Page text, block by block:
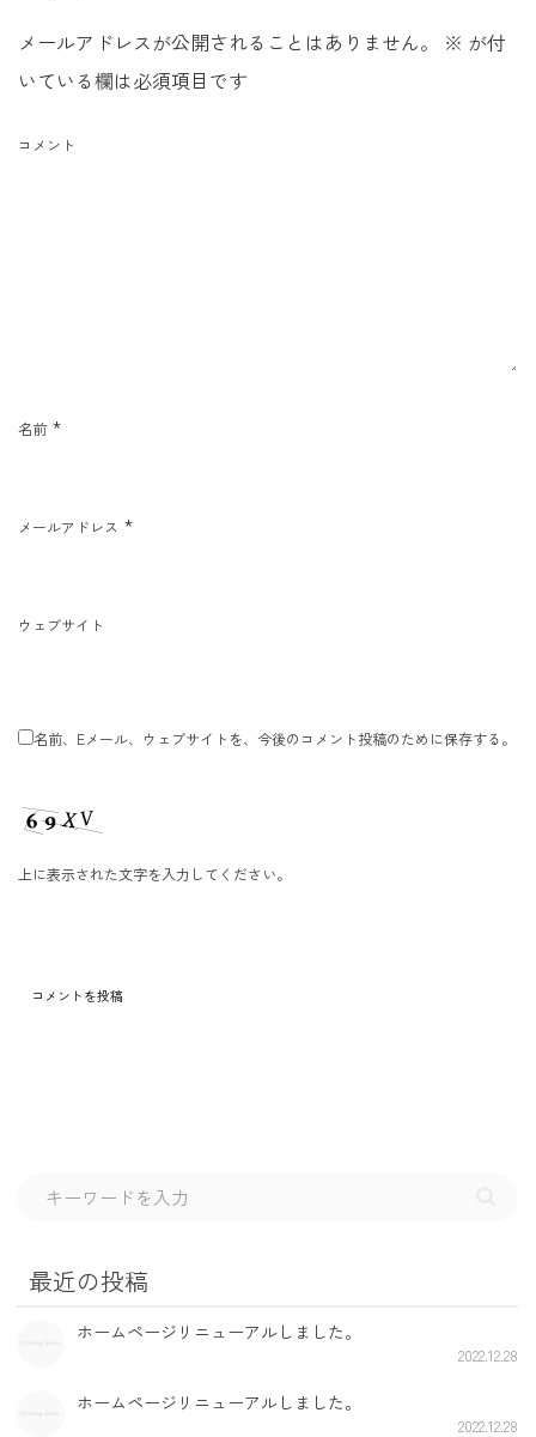
メールアドレスが公開されることはありません。 ※ が付
いている欄は必須項目です
コメント
名前 *
メールアドレス *
ウェブサイト
名前、Eメール、ウェブサイトを、今後のコメント投稿のために保存する。
上に表示された文字を入力してください。
最近の投稿
ホームページリニューアルしました。
2022.12.28
ホームページリニューアルしました。
2022.12.28